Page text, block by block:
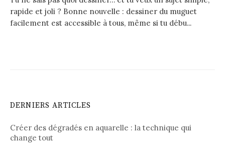
rapide et joli ? Bonne nouvelle : dessiner du muguet
facilement est accessible à tous, même si tu débu...
DERNIERS ARTICLES
Créer des dégradés en aquarelle : la technique qui
change tout